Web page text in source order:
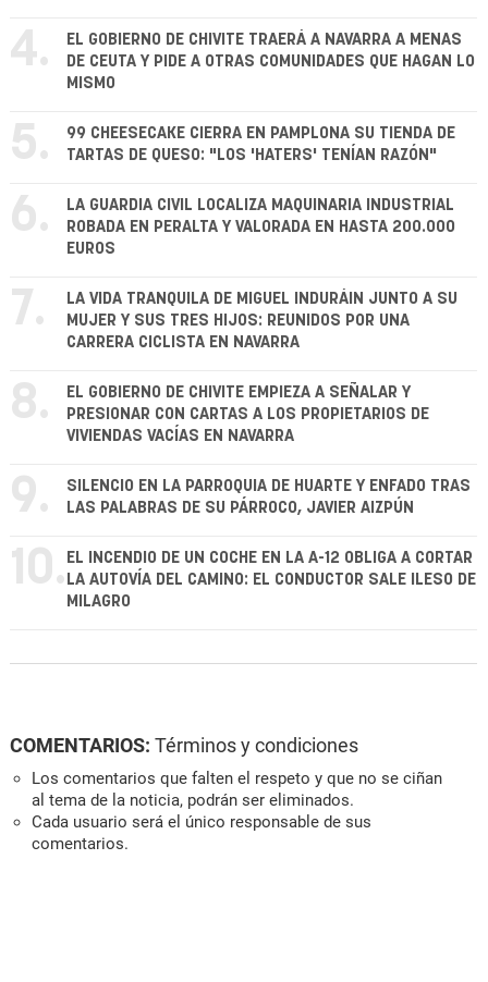
4.
EL GOBIERNO DE CHIVITE TRAERÁ A NAVARRA A MENAS
DE CEUTA Y PIDE A OTRAS COMUNIDADES QUE HAGAN LO
MISMO
5.
99 CHEESECAKE CIERRA EN PAMPLONA SU TIENDA DE
TARTAS DE QUESO: "LOS 'HATERS' TENÍAN RAZÓN"
6.
LA GUARDIA CIVIL LOCALIZA MAQUINARIA INDUSTRIAL
ROBADA EN PERALTA Y VALORADA EN HASTA 200.000
EUROS
7.
LA VIDA TRANQUILA DE MIGUEL INDURÁIN JUNTO A SU
MUJER Y SUS TRES HIJOS: REUNIDOS POR UNA
CARRERA CICLISTA EN NAVARRA
8.
EL GOBIERNO DE CHIVITE EMPIEZA A SEÑALAR Y
PRESIONAR CON CARTAS A LOS PROPIETARIOS DE
VIVIENDAS VACÍAS EN NAVARRA
9.
SILENCIO EN LA PARROQUIA DE HUARTE Y ENFADO TRAS
LAS PALABRAS DE SU PÁRROCO, JAVIER AIZPÚN
10. EL INCENDIO DE UN COCHE EN LA A-12 OBLIGA A CORTAR
LA AUTOVÍA DEL CAMINO: EL CONDUCTOR SALE ILESO DE
MILAGRO
COMENTARIOS: Términos y condiciones
Los comentarios que falten el respeto y que no se ciñan
al tema de la noticia, podrán ser eliminados.
Cada usuario será el único responsable de sus
comentarios.